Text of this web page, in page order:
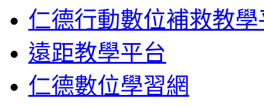
仁德行動數位補救教學
遠距教學平台
仁德數位學習網